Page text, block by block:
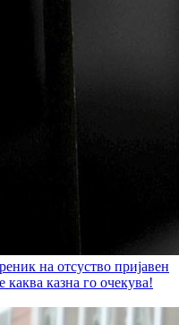
на отсуство пријавен
каква казна го очекува!